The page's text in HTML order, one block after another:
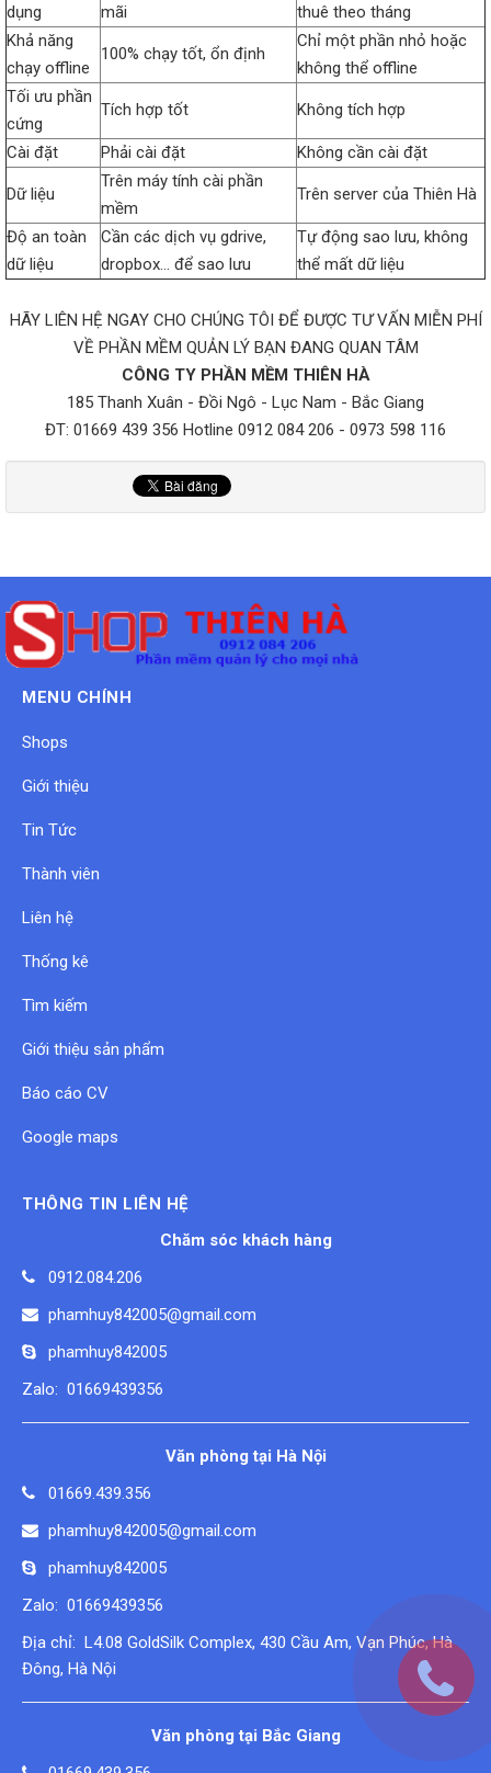
dụng
mãi
thuê theo tháng
Khả năng
chạy offline
100% chạy tốt, ổn định
Chỉ một phần nhỏ hoặc
không thể offline
Tối ưu phần
cứng
Tích hợp tốt Không tích hợp
Cài đặt Phải cài đặt Không cần cài đặt
Dữ liệu
Trên máy tính cài phần
mềm
Trên server của Thiên Hà
Độ an toàn
dữ liệu
Cần các dịch vụ gdrive,
dropbox… để sao lưu
Tự động sao lưu, không
thể mất dữ liệu
HÃY LIÊN HỆ NGAY CHO CHÚNG TÔI ĐỂ ĐƯỢC TƯ VẤN MIỄN PHÍ
VỀ PHẦN MỀM QUẢN LÝ BẠN ĐANG QUAN TÂM
CÔNG TY PHẦN MỀM THIÊN HÀ
185 Thanh Xuân - Đồi Ngô - Lục Nam - Bắc Giang
ĐT: 01669 439 356 Hotline 0912 084 206 - 0973 598 116
MENU CHÍNH
Shops
Giới thiệu
Tin Tức
Thành viên
Liên hệ
Thống kê
Tìm kiếm
Giới thiệu sản phẩm
Báo cáo CV
Google maps
THÔNG TIN LIÊN HỆ
Chăm sóc khách hàng
0912.084.206
phamhuy842005@gmail.com
phamhuy842005
Zalo: 01669439356
Văn phòng tại Hà Nội
01669.439.356
phamhuy842005@gmail.com
phamhuy842005
Zalo: 01669439356
Địa chỉ: L4.08 GoldSilk Complex, 430 Cầu Am, Vạn Phúc, Hà
Đông, Hà Nội
Văn phòng tại Bắc Giang